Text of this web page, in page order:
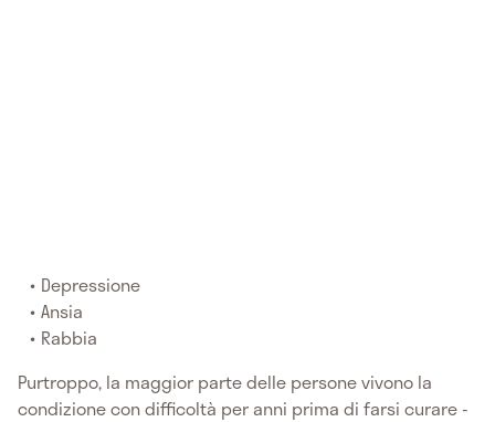
Depressione
Ansia
Rabbia
Purtroppo, la maggior parte delle persone vivono la
condizione con difficoltà per anni prima di farsi curare -